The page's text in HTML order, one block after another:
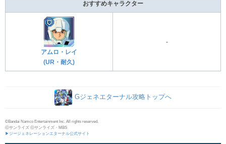
おすすめキャラクター
アムロ・レイ
(UR・耐久)
-
Gジェネエターナル攻略トップへ
©Bandai Namco Entertainment Inc. All rights reserved.
ⓒサンライズ ⓒサンライズ・MBS
▶ジージェネレーションエターナル公式サイト